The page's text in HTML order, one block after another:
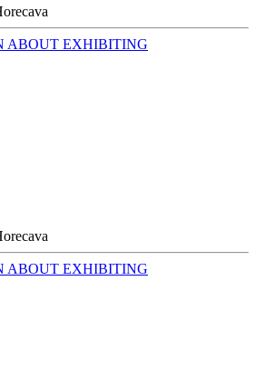
ABOUT EXHIBITING
ABOUT EXHIBITING